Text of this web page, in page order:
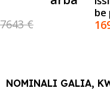
7643 €
be
NOMINALI GALIA,